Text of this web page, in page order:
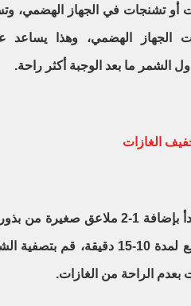
أو تشنجات في الجهاز الهضمي،
الجهاز الهضمي، وهذا
الشمر ما بعد الوجبة أكثر راحة.
الغازات
ولتحضير شاي بذور الشمر، ابدأ بإضافة 1-2
من الماء الساخن، يغطى وينقع لمدة 10-15
بعدم الراحة من الغازات.